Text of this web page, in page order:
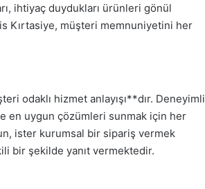
ihtiyaç duydukları ürünleri gönül
Kırtasiye, müşteri memnuniyetini her
odaklı hizmet anlayışı**dır. Deneyimli
en uygun çözümleri sunmak için her
ister kurumsal bir sipariş vermek
bir şekilde yanıt vermektedir.